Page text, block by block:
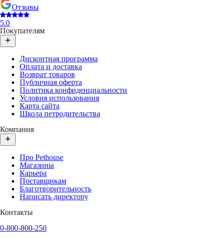
Отзывы
5.0
Покупателям
Дисконтная программа
Оплата и доставка
Возврат товаров
Публичная оферта
Политика конфиденциальности
Условия использования
Карта сайта
Школа петродительства
Компания
Про Pethouse
Магазины
Карьера
Поставщикам
Благотворительность
Написать директору
Контакты
0-800-800-250